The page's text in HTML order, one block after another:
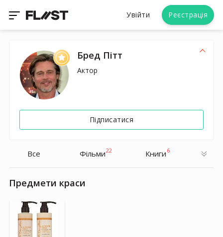
Увійти Реєстрація
Бред Пітт
Актор
Підписатися
Все Фільми22 Книги 6
Предмети краси